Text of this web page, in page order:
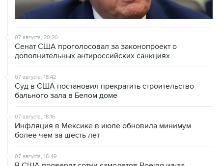
07 августа, 20:20
Сенат США проголосовал за законопроект о
дополнительных антироссийских санкциях
07 августа, 18:42
Суд в США постановил прекратить строительство
бального зала в Белом доме
07 августа, 18:16
Инфляция в Мексике в июле обновила минимум
более чем за шесть лет
07 августа, 16:49